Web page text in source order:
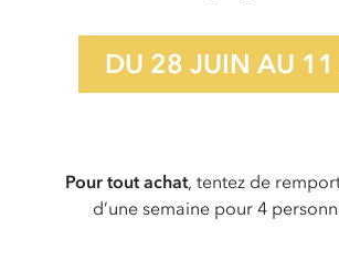
DU 28 JUIN AU
Pour tout achat, tentez de
d’une semaine pour 4